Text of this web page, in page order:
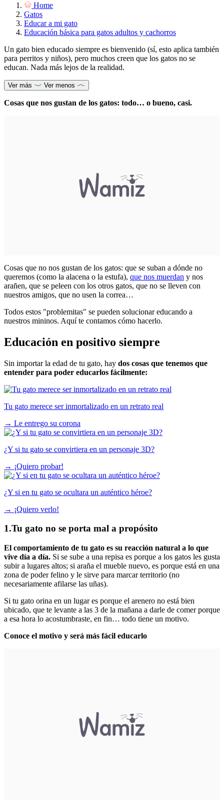
Home
Gatos
Educar a mi gato
Educación básica para gatos adultos y cachorros
Un gato bien educado siempre es bienvenido (sí, esto aplica también
para perritos y niños), pero muchos creen que los gatos no se
educan. Nada más lejos de la realidad.
Ver más Ver menos
Cosas que nos gustan de los gatos: todo… o bueno, casi.
Cosas que no nos gustan de los gatos: que se suban a dónde no
queremos (como la alacena o la estufa), que nos muerdan y nos
arañen, que se peleen con los otros gatos, que no se lleven con
nuestros amigos, que no usen la correa…
Todos estos "problemitas" se pueden solucionar educando a
nuestros mininos. Aquí te contamos cómo hacerlo.
Educación en positivo siempre
Sin importar la edad de tu gato, hay dos cosas que tenemos que
entender para poder educarlos fácilmente:
Tu gato merece ser inmortalizado en un retrato real
→ Le entrego su corona
¿Y si tu gato se convirtiera en un personaje 3D?
→ ¡Quiero probar!
¿Y si en tu gato se ocultara un auténtico héroe?
→ ¡Quiero verlo!
1.Tu gato no se porta mal a propósito
El comportamiento de tu gato es su reacción natural a lo que
vive día a día. Si se sube a una repisa es porque a los gatos les gusta
subir a lugares altos; si araña el mueble nuevo, es porque está en una
zona de poder felino y le sirve para marcar territorio (no
necesariamente afilarse las uñas).
Si tu gato orina en un lugar es porque el arenero no está bien
ubicado, que te levante a las 3 de la mañana a darle de comer porque
a esa hora lo acostumbraste, en fin… todo tiene un motivo.
Conoce el motivo y será más fácil educarlo